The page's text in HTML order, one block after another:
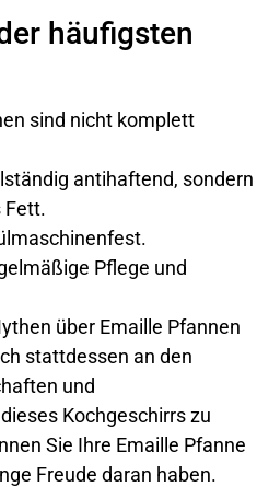
häufigsten
sind nicht komplett
antihaftend, sondern
Fett.
Pflege und
über Emaille Pfannen
stattdessen an den
und
Kochgeschirrs zu
Sie Ihre Emaille Pfanne
Freude daran haben.